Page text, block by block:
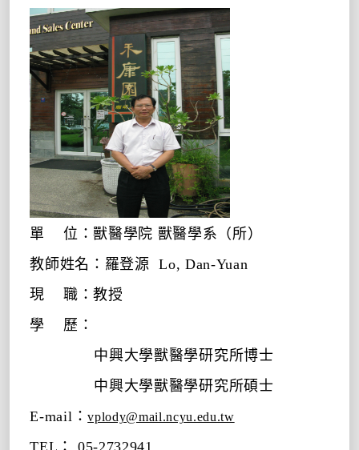
單 位：獸醫學院 獸醫學系（所）
教師姓名：羅登源 Lo, Dan-Yuan
現
職：教授
學
歷：
中興大學獸醫學研究所博士
中興大學獸醫學研究所碩士
E-mail ：vplody@mail.ncyu.edu.tw
TEL ：
05-2732941